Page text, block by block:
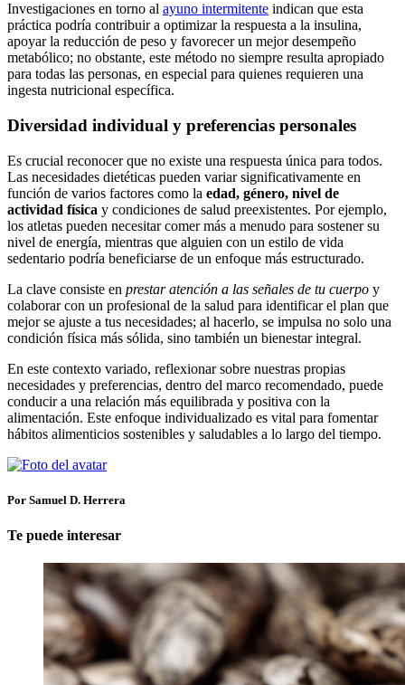
Investigaciones en torno al ayuno intermitente indican que esta
práctica podría contribuir a optimizar la respuesta a la insulina,
apoyar la reducción de peso y favorecer un mejor desempeño
metabólico; no obstante, este método no siempre resulta apropiado
para todas las personas, en especial para quienes requieren una
ingesta nutricional específica.
Diversidad individual y preferencias personales
Es crucial reconocer que no existe una respuesta única para todos.
Las necesidades dietéticas pueden variar significativamente en
función de varios factores como la edad, género, nivel de
actividad física y condiciones de salud preexistentes. Por ejemplo,
los atletas pueden necesitar comer más a menudo para sostener su
nivel de energía, mientras que alguien con un estilo de vida
sedentario podría beneficiarse de un enfoque más estructurado.
La clave consiste en prestar atención a las señales de tu cuerpo y
colaborar con un profesional de la salud para identificar el plan que
mejor se ajuste a tus necesidades; al hacerlo, se impulsa no solo una
condición física más sólida, sino también un bienestar integral.
En este contexto variado, reflexionar sobre nuestras propias
necesidades y preferencias, dentro del marco recomendado, puede
conducir a una relación más equilibrada y positiva con la
alimentación. Este enfoque individualizado es vital para fomentar
hábitos alimenticios sostenibles y saludables a lo largo del tiempo.
Por Samuel D. Herrera
Te puede interesar